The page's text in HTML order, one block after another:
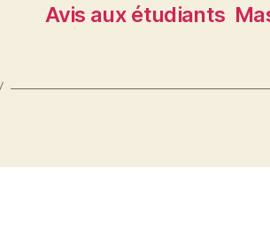
Avis aux étudiants